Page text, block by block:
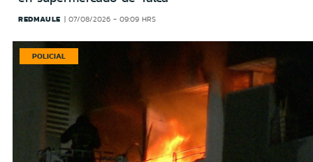
REDMAULE 07/08/2026 - 09:09 HRS
POLICIAL